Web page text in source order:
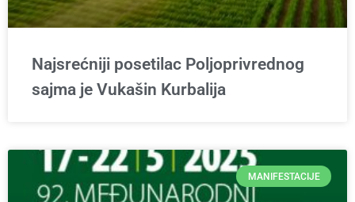
Najsrećniji posetilac Poljoprivrednog
sajma je Vukašin Kurbalija
MANIFESTACIJE